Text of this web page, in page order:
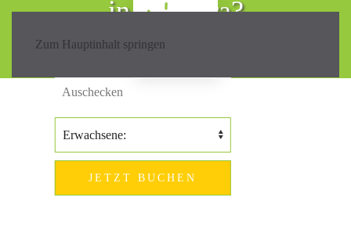
Zum Hauptinhalt springen
in Madeira?